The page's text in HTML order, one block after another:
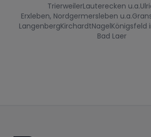
TrierweilerLauterecken u.a.
Erxleben, Nordgermersleben u.a.
LangenbergKirchardtNagelKönigsfeld
Bad Laer